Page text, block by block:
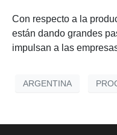
Con respecto a la
están dando grandes
impulsan a las
ARGENTINA